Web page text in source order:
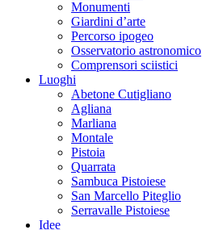
Monumenti
Giardini d’arte
Percorso ipogeo
Osservatorio astronomico
Comprensori sciistici
Luoghi
Abetone Cutigliano
Agliana
Marliana
Montale
Pistoia
Quarrata
Sambuca Pistoiese
San Marcello Piteglio
Serravalle Pistoiese
Idee